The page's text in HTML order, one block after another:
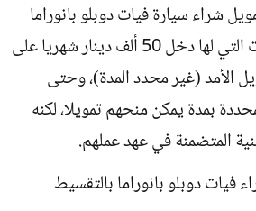
شراء سيارة فيات دوبلو بانوراما
موجه للأفراد والعائلات التي لها دخل 50 ألف دينار شهريا على
الأمد (غير محدد المدة)، وحتى
بمدة يمكن منحهم تمويلا، لكنه
المتضمنة في عهد عملهم.